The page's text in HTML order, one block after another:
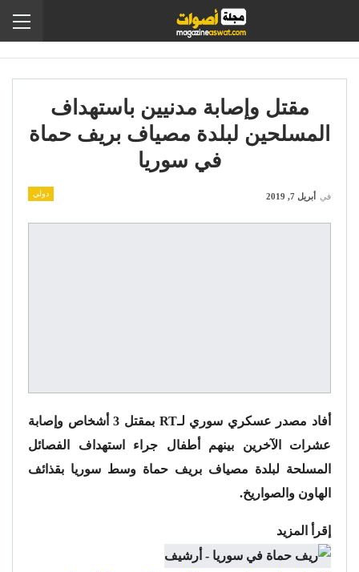
مقتل وإصابة مدنيين باستهداف
المسلحين لبلدة مصياف بريف حماة
في سوريا
دولي في أبريل 7, 2019
أفاد مصدر عسكري سوري لـRT بمقتل 3 أشخاص وإصابة
عشرات الآخرين بينهم أطفال جراء استهداف الفصائل
المسلحة لبلدة مصياف بريف حماة وسط سوريا بقذائف
الهاون والصواريخ.
إقرأ المزيد